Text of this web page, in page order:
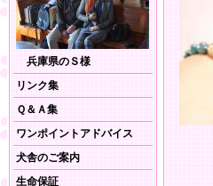
兵庫県のＳ様
リンク集
Ｑ＆Ａ集
ワンポイントアドバイス
犬舎のご案内
生命保証